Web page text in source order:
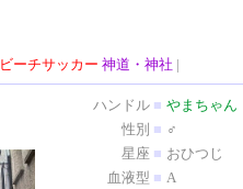
ビーチサッカー 神道・神社 |
ハンドル ■ やまちゃん
性別 ■ ♂
星座 ■ おひつじ
血液型 ■ A